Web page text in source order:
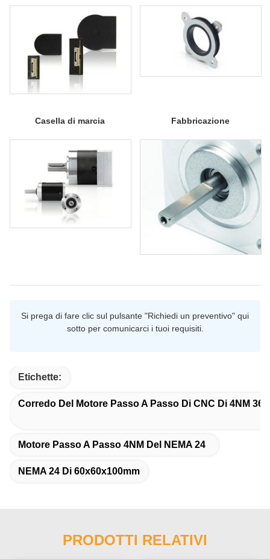
Casella di marcia Fabbricazione
Si prega di fare clic sul pulsante "Richiedi un preventivo" qui
sotto per comunicarci i tuoi requisiti.
Etichette:
Corredo Del Motore Passo A Passo Di CNC Di 4NM 36V
Motore Passo A Passo 4NM Del NEMA 24
NEMA 24 Di 60x60x100mm
PRODOTTI RELATIVI